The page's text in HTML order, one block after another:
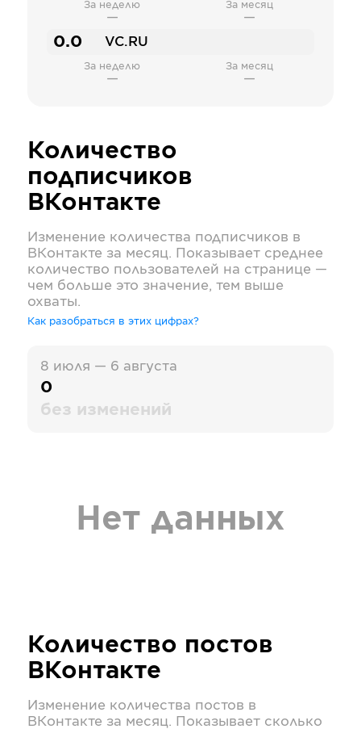
За неделю
—
За месяц
—
0.0 VC.RU
За неделю
—
За месяц
—
Количество
подписчиков
ВКонтакте
Изменение количества подписчиков в
ВКонтакте за месяц. Показывает среднее
количество пользователей на странице —
чем больше это значение, тем выше
охваты.
Как разобраться в этих цифрах?
8 июля — 6 августа
0
без изменений
Нет данных
Количество постов
ВКонтакте
Изменение количества постов в
ВКонтакте за месяц. Показывает сколько